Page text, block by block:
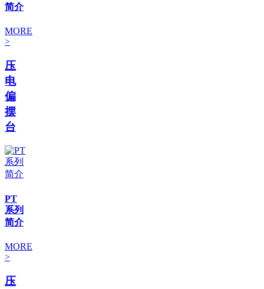
简介
MORE
>
压
电
偏
摆
台
PT
系列
简介
MORE
>
压